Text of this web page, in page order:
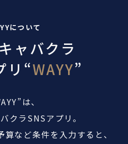
について
ャバクラ
リ“WAYY”
は、
クラSNSアプリ。
など条件を入力すると、